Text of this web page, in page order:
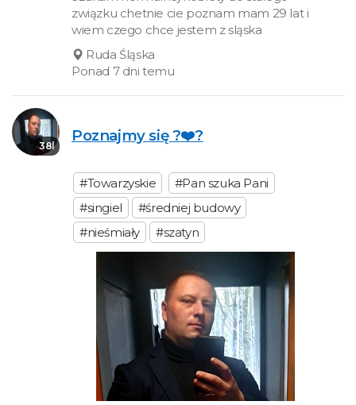
związku chetnie cie poznam mam 29 lat i
wiem czego chce jestem z sląska
Ruda Śląska
Ponad 7 dni temu
38l
Poznajmy się ?❤️?
#Towarzyskie
#Pan szuka Pani
#singiel
#średniej budowy
#nieśmiały
#szatyn